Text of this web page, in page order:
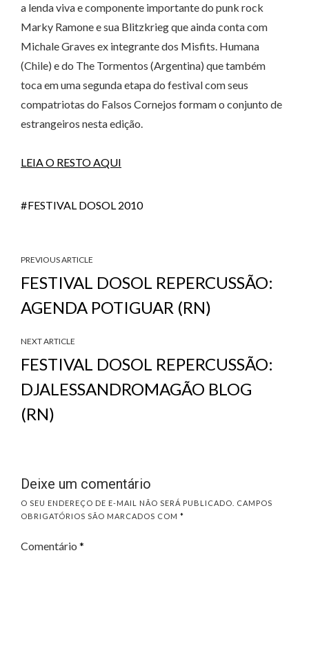
a lenda viva e componente importante do punk rock
Marky Ramone e sua Blitzkrieg que ainda conta com
Michale Graves ex integrante dos Misfits. Humana
(Chile) e do The Tormentos (Argentina) que também
toca em uma segunda etapa do festival com seus
compatriotas do Falsos Cornejos formam o conjunto de
estrangeiros nesta edição.
LEIA O RESTO AQUI
FESTIVAL DOSOL 2010
PREVIOUS ARTICLE
FESTIVAL DOSOL REPERCUSSÃO:
AGENDA POTIGUAR (RN)
NEXT ARTICLE
FESTIVAL DOSOL REPERCUSSÃO:
DJALESSANDROMAGÃO BLOG
(RN)
Deixe um comentário
O SEU ENDEREÇO DE E-MAIL NÃO SERÁ PUBLICADO.
CAMPOS
OBRIGATÓRIOS SÃO MARCADOS COM *
Comentário *